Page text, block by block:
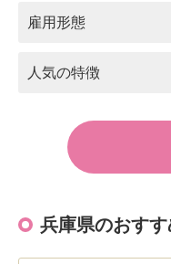
雇用形態
人気の特徴
兵庫県のおす